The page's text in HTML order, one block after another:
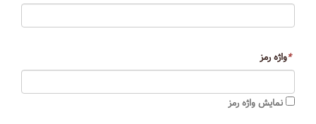
*واژه رمز
نمایش واژه رمز